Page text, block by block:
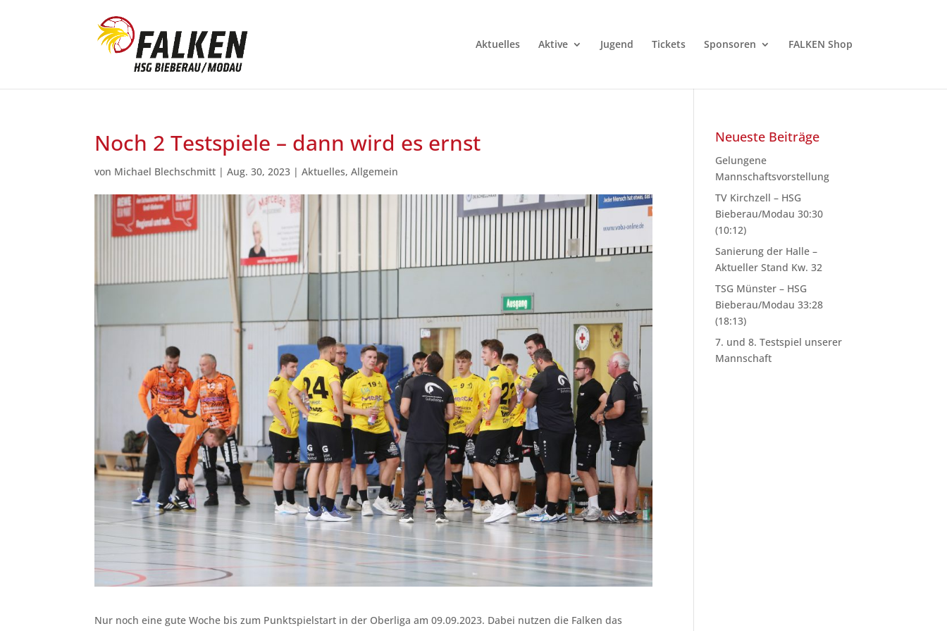
Aktuelles Aktive Jugend Tickets Sponsoren FALKEN Shop
Noch 2 Testspiele – dann wird es ernst
von Michael Blechschmitt |Aug. 30, 2023 |Aktuelles,Allgemein
Nur noch eine gute Woche bis zum Punktspielstart in der Oberliga am 09.09.2023. Dabei nutzen die Falken das
Neueste Beiträge
Gelungene
Mannschaftsvorstellung
TV Kirchzell – HSG
Bieberau/Modau 30:30
(10:12)
Sanierung der Halle –
Aktueller Stand Kw. 32
TSG Münster – HSG
Bieberau/Modau 33:28
(18:13)
7. und 8. Testspiel unserer
Mannschaft